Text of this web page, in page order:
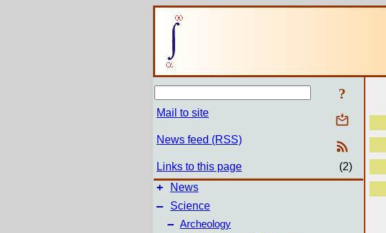
?
Mail to site
News feed (RSS)
Links to this page (2)
+ News
–
Science
– Archeology